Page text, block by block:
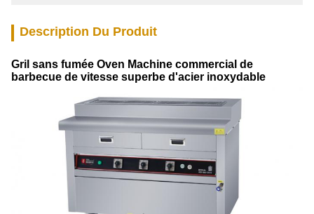
Description Du Produit
Gril sans fumée Oven Machine commercial de
barbecue de vitesse superbe d'acier inoxydable